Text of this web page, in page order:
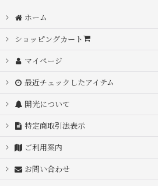
ホーム
ショッピングカート
マイページ
最近チェックしたアイテム
開光について
特定商取引法表示
ご利用案内
お問い合わせ